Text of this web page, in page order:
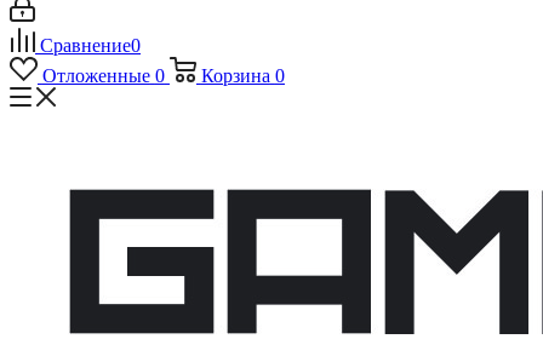
Сравнение0
Отложенные 0 Корзина 0